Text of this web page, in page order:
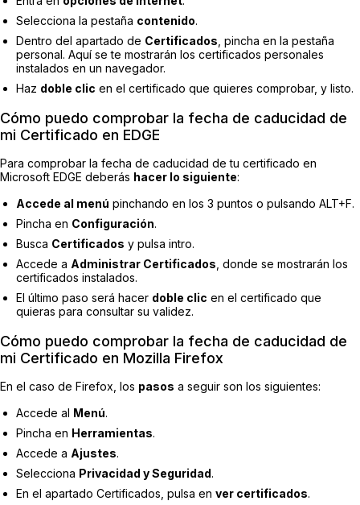
Selecciona la pestaña contenido.
Dentro del apartado de Certificados , pincha en la pestaña
personal. Aquí se te mostrarán los certificados personales
instalados en un navegador.
Haz doble clic en el certificado que quieres comprobar, y listo.
Cómo puedo comprobar la fecha de caducidad de
mi Certificado en EDGE
Para comprobar la fecha de caducidad de tu certificado en
Microsoft EDGE deberás hacer lo siguiente:
Accede al menú pinchando en los 3 puntos o pulsando ALT+F.
Pincha en Configuración.
Busca Certificados y pulsa intro.
Accede a Administrar Certificados , donde se mostrarán los
certificados instalados.
El último paso será hacer doble clic en el certificado que
quieras para consultar su validez.
Cómo puedo comprobar la fecha de caducidad de
mi Certificado en Mozilla Firefox
En el caso de Firefox, los pasos a seguir son los siguientes:
Accede al Menú.
Pincha en Herramientas.
Accede a Ajustes.
Selecciona Privacidad y Seguridad.
En el apartado Certificados, pulsa en ver certificados.